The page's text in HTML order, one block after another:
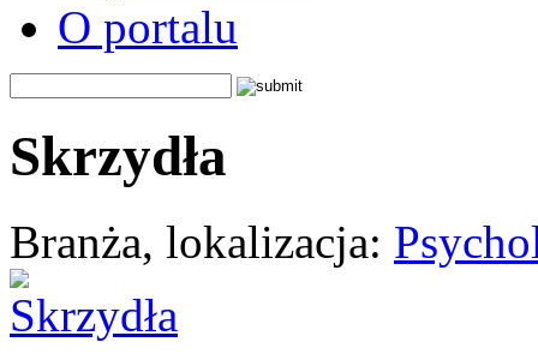
O portalu
Skrzydła
Branża, lokalizacja: